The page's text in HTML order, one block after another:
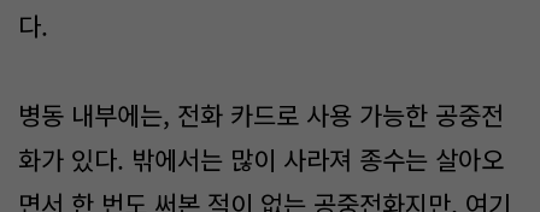
다.
병동 내부에는, 전화 카드로 사용 가능한 공중전
화가 있다. 밖에서는 많이 사라져 종수는 살아오
면서 한 번도 써본 적이 없는 공중전화지만, 여기